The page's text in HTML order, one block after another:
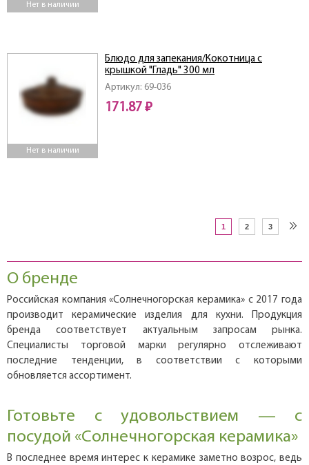
Нет в наличии
Нет в наличии
Артикул: 69-036
Блюдо для запекания/Кокотница с
крышкой "Гладь" 300 мл
171.87 ₽
1 2 3
О бренде
Российская компания «Солнечногорская керамика» с 2017 года
производит керамические изделия для кухни. Продукция
бренда соответствует актуальным запросам рынка.
Специалисты торговой марки регулярно отслеживают
последние тенденции, в соответствии с которыми
обновляется ассортимент.
Готовьте с удовольствием — с
посудой «Солнечногорская керамика»
В последнее время интерес к керамике заметно возрос, ведь